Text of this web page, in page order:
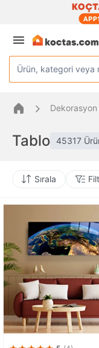
Ürün, kategori veya
Tablo 45317
Sırala